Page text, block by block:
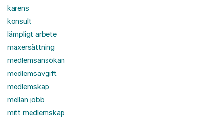
karens
konsult
lämpligt arbete
maxersättning
medlemsansökan
medlemsavgift
medlemskap
mellan jobb
mitt medlemskap